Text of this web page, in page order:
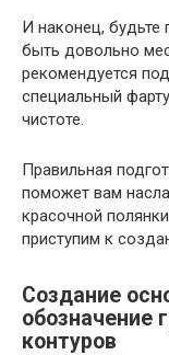
И наконец, будьте
быть довольно
рекомендуется
специальный
чистоте.
Правильная
поможет вам
красочной
приступим к
Создание
обозначение
контуров